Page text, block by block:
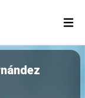
Open